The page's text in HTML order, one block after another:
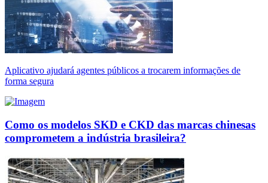
Aplicativo ajudará agentes públicos a trocarem informações de
forma segura
Como os modelos SKD e CKD das marcas chinesas
comprometem a indústria brasileira?